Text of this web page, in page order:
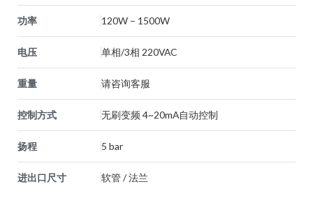
功率 120W – 1500W
电压 单相/3相 220VAC
重量 请咨询客服
控制方式 无刷变频 4~20mA自动控制
扬程 5 bar
进出口尺寸 软管 / 法兰